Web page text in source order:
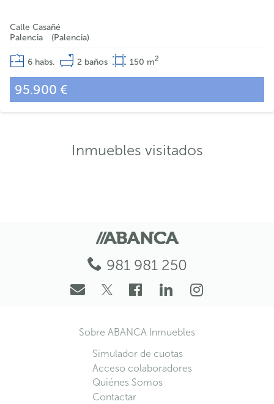
Calle Casañé
Palencia
Palencia
6 habs. 2 baños 150 m2
95.900 €
Inmuebles visitados
981 981 250
Sobre ABANCA Inmuebles
Simulador de cuotas
Acceso colaboradores
Quiénes Somos
Contactar